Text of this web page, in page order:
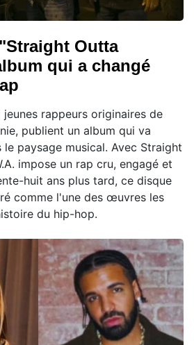
Outta
qui a changé
rappeurs originaires de
publient un album qui va
le paysage musical. Avec Straight
impose un rap cru, engagé et
huit ans plus tard, ce disque
comme l'une des œuvres les
du hip-hop.